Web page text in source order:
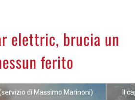
LA PIAZZA
ANIMALI
elettric, brucia un
ferito
(servizio di Massimo Marinoni) Il